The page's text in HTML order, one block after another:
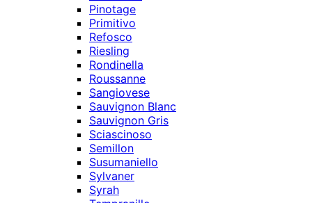
Pinotage
Primitivo
Refosco
Riesling
Rondinella
Roussanne
Sangiovese
Sauvignon Blanc
Sauvignon Gris
Sciascinoso
Semillon
Susumaniello
Sylvaner
Syrah